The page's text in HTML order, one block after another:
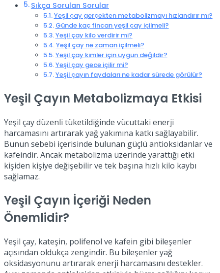
Sıkça Sorulan Sorular
Yeşil çay gerçekten metabolizmayı hızlandırır mı?
Günde kaç fincan yeşil çay içilmeli?
Yeşil çay kilo verdirir mi?
Yeşil çay ne zaman içilmeli?
Yeşil çay kimler için uygun değildir?
Yeşil çay gece içilir mi?
Yeşil çayın faydaları ne kadar sürede görülür?
Yeşil Çayın Metabolizmaya Etkisi
Yeşil çay düzenli tüketildiğinde vücuttaki enerji
harcamasını artırarak yağ yakımına katkı sağlayabilir.
Bunun sebebi içerisinde bulunan güçlü antioksidanlar ve
kafeindir. Ancak metabolizma üzerinde yarattığı etki
kişiden kişiye değişebilir ve tek başına hızlı kilo kaybı
sağlamaz.
Yeşil Çayın İçeriği Neden
Önemlidir?
Yeşil çay, kateşin, polifenol ve kafein gibi bileşenler
açısından oldukça zengindir. Bu bileşenler yağ
oksidasyonunu artırarak enerji harcamasını destekler.